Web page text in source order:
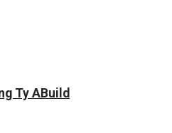
Ty ABuild